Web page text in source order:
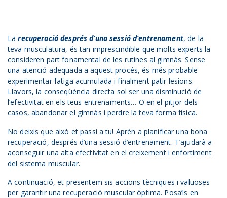
Larecuperació després d’una sessió d’entrenament, de la
teva musculatura, és tan imprescindible que molts experts la
consideren part fonamental de les rutines al gimnàs. Sense
una atenció adequada a aquest procés, és més probable
experimentar fatiga acumulada i finalment patir lesions.
Llavors, la conseqüència directa sol ser una disminució de
l’efectivitat en els teus entrenaments… O en el pitjor dels
casos, abandonar el gimnàs i perdre la teva forma física.
No deixis que això et passi a tu! Aprèn a planificar una bona
recuperació, després d’una sessió d’entrenament. T’ajudarà a
aconseguir una alta efectivitat en el creixement i enfortiment
del sistema muscular.
A continuació, et presentem sis accions tècniques i valuoses
per garantir una recuperació muscular òptima. Posa’ls en